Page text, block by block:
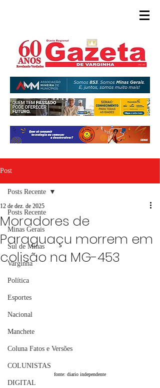
Post
Posts Recente
Minas Gerais
Sul de Minas
Varginha
Política
Esportes
Nacional
Manchete
Coluna Fatos e Versões
COLUNISTAS
DIGITAL
Posts Recente
Moradores de
Paraguaçu morrem em
colisão na MG-453
12 de dez. de 2025
fonte: diario independente